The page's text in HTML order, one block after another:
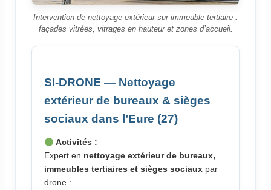
Intervention de nettoyage extérieur sur immeuble tertiaire :
façades vitrées, vitrages en hauteur et zones d’accueil.
SI-DRONE — Nettoyage
extérieur de bureaux & sièges
sociaux dans l’Eure (27)
Activités :
Expert en nettoyage extérieur de bureaux,
immeubles tertiaires et sièges sociauxpar
drone :